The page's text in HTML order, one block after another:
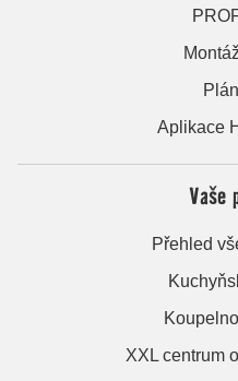
Aplikace
Vaše
Přehled
XXL centrum